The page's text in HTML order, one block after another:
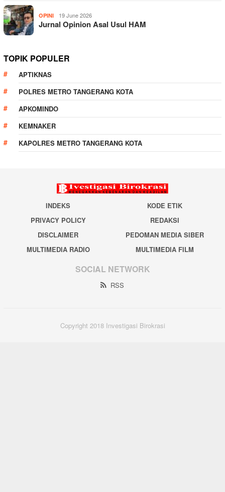
OPINI 19 June 2026
Jurnal Opinion Asal Usul HAM
TOPIK POPULER
APTIKNAS
POLRES METRO TANGERANG KOTA
APKOMINDO
KEMNAKER
KAPOLRES METRO TANGERANG KOTA
INDEKS
KODE ETIK
PRIVACY POLICY
REDAKSI
DISCLAIMER
PEDOMAN MEDIA SIBER
MULTIMEDIA RADIO
MULTIMEDIA FILM
SOCIAL NETWORK
RSS
Copyright 2018 Investigasi Birokrasi